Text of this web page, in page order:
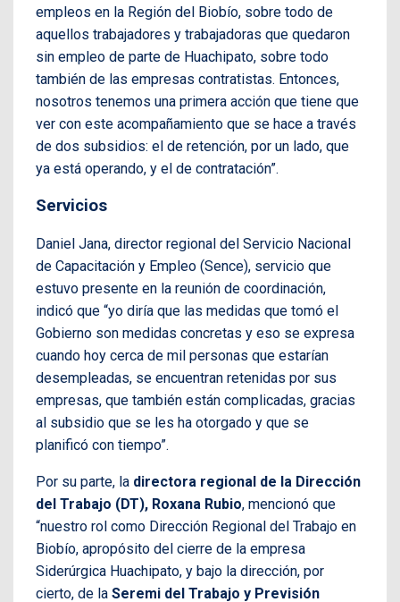
empleos en la Región del Biobío, sobre todo de
aquellos trabajadores y trabajadoras que quedaron
sin empleo de parte de Huachipato, sobre todo
también de las empresas contratistas. Entonces,
nosotros tenemos una primera acción que tiene que
ver con este acompañamiento que se hace a través
de dos subsidios: el de retención, por un lado, que
ya está operando, y el de contratación”.
Servicios
Daniel Jana, director regional del Servicio Nacional
de Capacitación y Empleo (Sence), servicio que
estuvo presente en la reunión de coordinación,
indicó que “yo diría que las medidas que tomó el
Gobierno son medidas concretas y eso se expresa
cuando hoy cerca de mil personas que estarían
desempleadas, se encuentran retenidas por sus
empresas, que también están complicadas, gracias
al subsidio que se les ha otorgado y que se
planificó con tiempo”.
Por su parte, la directora regional de la Dirección
del Trabajo (DT), Roxana Rubio, mencionó que
“nuestro rol como Dirección Regional del Trabajo en
Biobío, apropósito del cierre de la empresa
Siderúrgica Huachipato, y bajo la dirección, por
cierto, de la Seremi del Trabajo y Previsión